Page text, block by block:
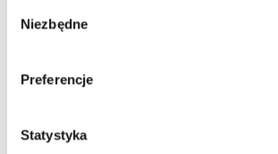
zgody
Niezbędne
Preferencje
Statystyka
NIP: 9492193327, REGON:
„Dostawca”). Oświadczenie Dostawcy
do niniejszego Regulaminu.
1. Administratorem danych